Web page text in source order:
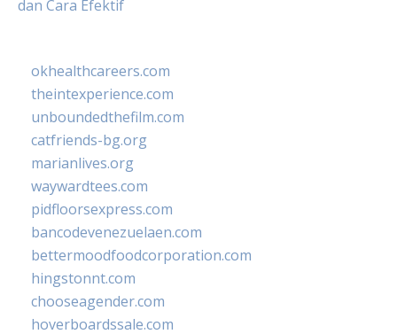
dan Cara Efektif
okhealthcareers.com
theintexperience.com
unboundedthefilm.com
catfriends-bg.org
marianlives.org
waywardtees.com
pidfloorsexpress.com
bancodevenezuelaen.com
bettermoodfoodcorporation.com
hingstonnt.com
chooseagender.com
hoverboardssale.com